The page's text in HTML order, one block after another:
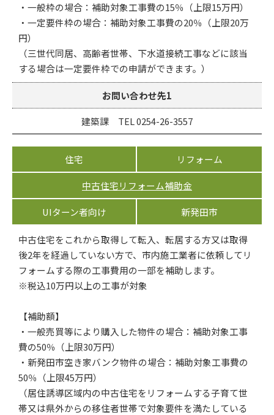
・一般枠の場合：補助対象工事費の15％（上限15万円）
・一定要件枠の場合：補助対象工事費の20％（上限20万
円）
（三世代同居、高齢者世帯、下水道接続工事などに該当
する場合は一定要件枠での申請ができます。）
お問い合わせ先1
建築課 TEL 0254-26-3557
住宅 リフォーム
中古住宅リフォーム補助金
UIターン者向け 新発田市
中古住宅をこれから取得して転入、転居する方又は取得
後2年を経過していない方で、市内施工業者に依頼してリ
フォームする際の工事費用の一部を補助します。
※税込10万円以上の工事が対象
【補助額】
・一般売買等により購入した物件の場合：補助対象工事
費の50％（上限30万円）
・新発田市空き家バンク物件の場合：補助対象工事費の
50％（上限45万円）
（居住誘導区域内の中古住宅をリフォームする子育て世
帯又は県外からの移住者世帯で対象要件を満たしている